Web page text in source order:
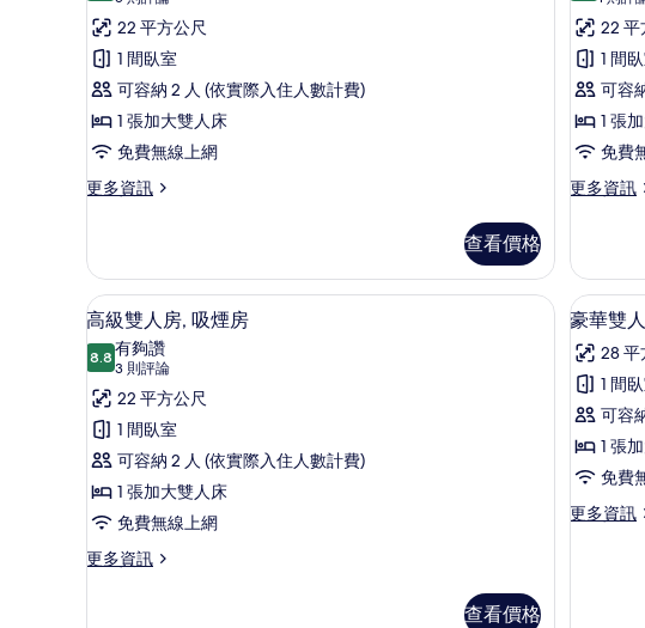
(Single
Use)
的
所
有
相
住,
非
吸
煙
房
(Single
Use)
的
詳
的
詳
情
級
雙
人
房,
非
吸
的
所
有
相
片
則
評
論)
22 平方公尺
1 間臥室
可容納 2 人 (依實際入住人數計費)
1 張加大雙人床
免費無線上網
更多資訊
更
雙
人
房,
吸
房
的
詳
情
查看價格
級
雙
人
房
單
人
非
吸
煙
房
的
所
有
片
則
評
論)
22 平
1 間
可容
1 張
免費
更多資訊
更
雙
人
房
人
入
住,
非
吸
煙
房
的
顯
示
高
級
雙
人
房,
吸
煙
羽絨被、客房內保險箱、隔音、免費無線上網
8
高級雙人房, 吸煙房
8.88.8 分，滿分 10 分
有夠讚
3 則評論
(3
則
評
論)
22 平方公尺
1 間臥室
可容納 2 人 (依實際入住人數計費)
1 張加大雙人床
免費無線上網
更多資訊
更
查看價格
顯
示
豪
華
雙
人
非
8
豪華雙
28 平
1 間
可容
1 張
免費
更多資訊
更